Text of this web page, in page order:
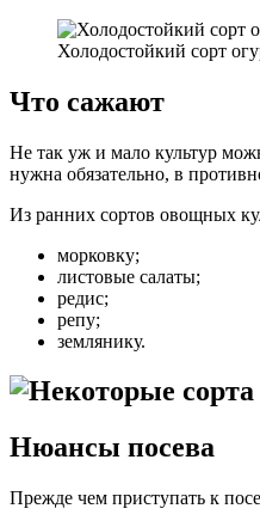
Холодостойкий сорт
Что сажают
Не так уж и мало культур
нужна обязательно, в
Из ранних сортов овощных
морковку;
листовые салаты;
редис;
репу;
землянику.
Нюансы посева
Прежде чем приступать к